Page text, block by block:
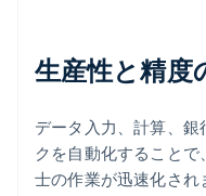
生産性と精度
データ入力、計算、銀
クを自動化すること
士の作業が迅速化され